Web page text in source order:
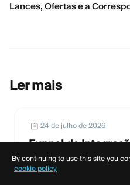
Lances, Ofertas e a
Ler mais
24 de julho de 2026
Funnel de
Onde os Usuários
Cadastro, KYC,
Índice
By continuing to use this site you
cookie policy